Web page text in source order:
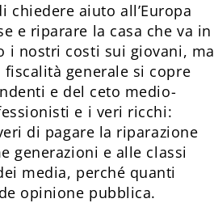
aiuto all’Europa
e riparare la casa che va in
i nostri costi sui giovani, ma
generale si copre
e del ceto medio-
e i veri ricchi:
di pagare la riparazione
generazioni e alle classi
media, perché quanti
opinione pubblica.